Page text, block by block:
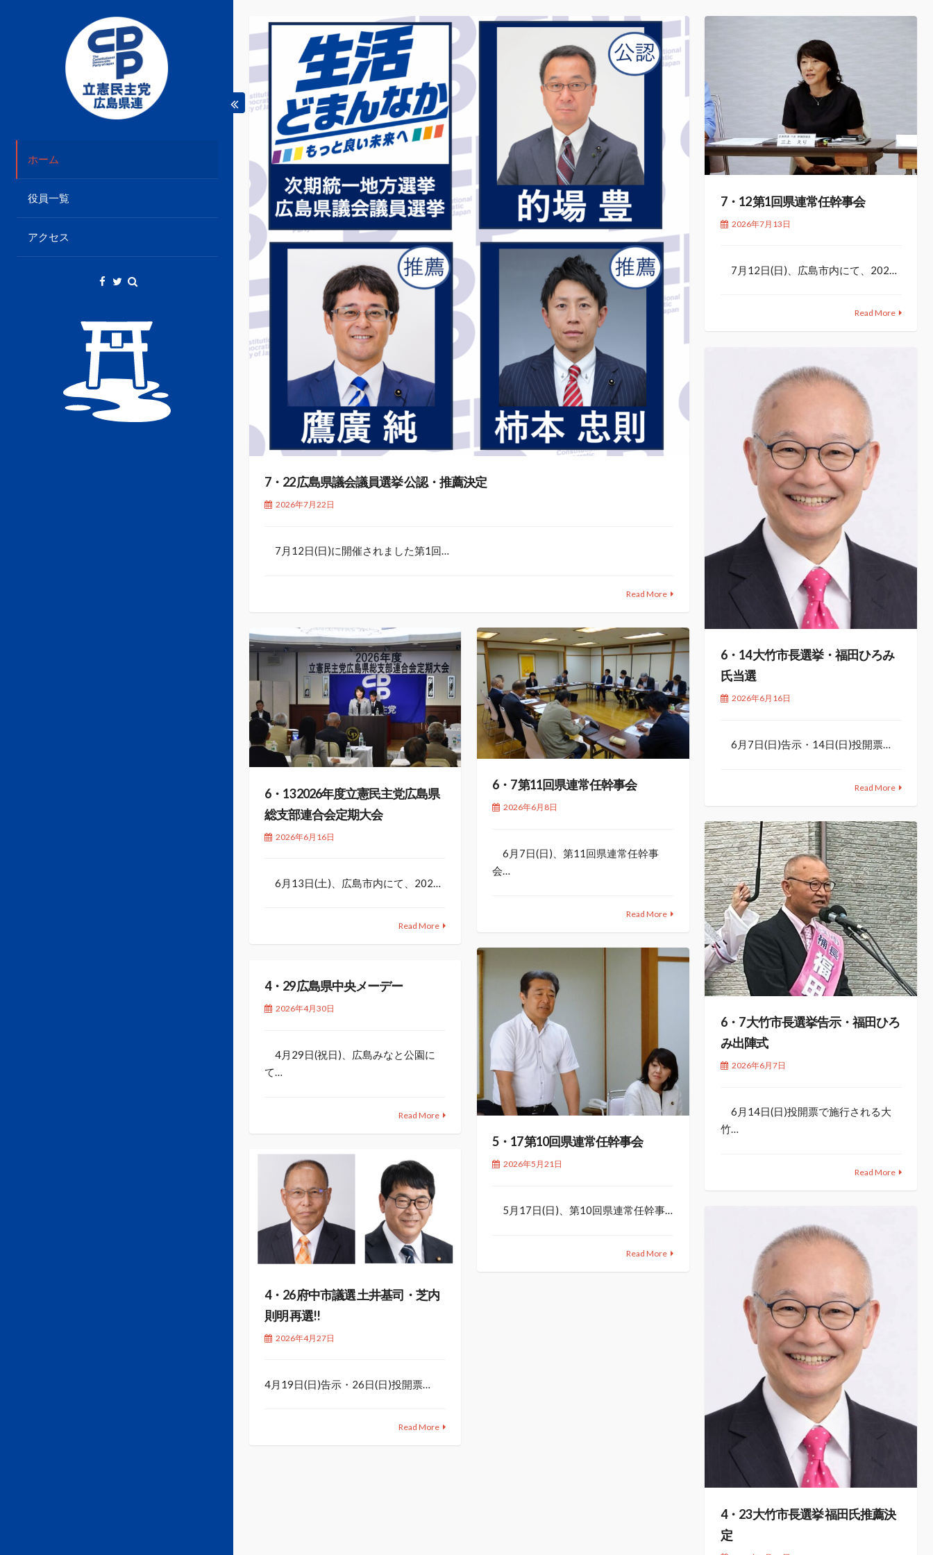
連合会
ホーム
役員一覧
アクセス
7・22 広島県議会議員選挙 公認・推薦決定
2026年7月22日
7月12日(日)に開催されました第1回…
Read More
7・12 第1回県連常任幹事会
2026年7月13日
7月12日(日)、広島市内にて、202…
Read More
6・14 大竹市長選挙・福田ひろみ
氏当選
2026年6月16日
6月7日(日)告示・14日(日)投開票…
Read More
6・13 2026年度立憲民主党広島県
総支部連合会定期大会
2026年6月16日
6月13日(土)、広島市内にて、202…
Read More
6・7 第11回県連常任幹事会
2026年6月8日
6月7日(日)、第11回県連常任幹事
会…
Read More
6・7 大竹市長選挙告示・福田ひろ
み出陣式
2026年6月7日
6月14日(日)投開票で施行される大
竹…
Read More
5・17 第10回県連常任幹事会
2026年5月21日
5月17日(日)、第10回県連常任幹事…
Read More
4・29 広島県中央メーデー
2026年4月30日
4月29日(祝日)、広島みなと公園に
て…
Read More
4・26 府中市議選 土井基司・芝内
則明 再選!!
2026年4月27日
4月19日(日)告示・26日(日)投開票…
Read More
4・23 大竹市長選挙 福田氏推薦決
定